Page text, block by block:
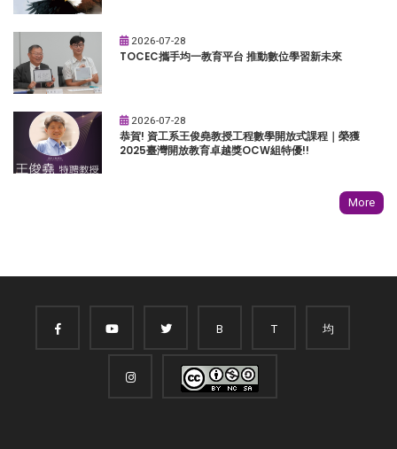
2026-07-28
TOCEC攜手均一教育平台 推動數位學習新未來
2026-07-28
恭賀! 資工系王俊堯教授工程數學開放式課程｜榮獲
2025臺灣開放教育卓越獎OCW組特優!!
More
B T 均